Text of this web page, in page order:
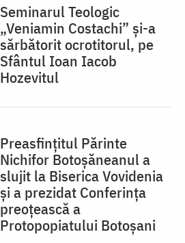
Seminarul Teologic
„Veniamin Costachi” și-a
sărbătorit ocrotitorul, pe
Sfântul Ioan Iacob
Hozevitul
Preasfințitul Părinte
Nichifor Botoșăneanul a
slujit la Biserica Vovidenia
și a prezidat Conferința
preoțească a
Protopopiatului Botoșani